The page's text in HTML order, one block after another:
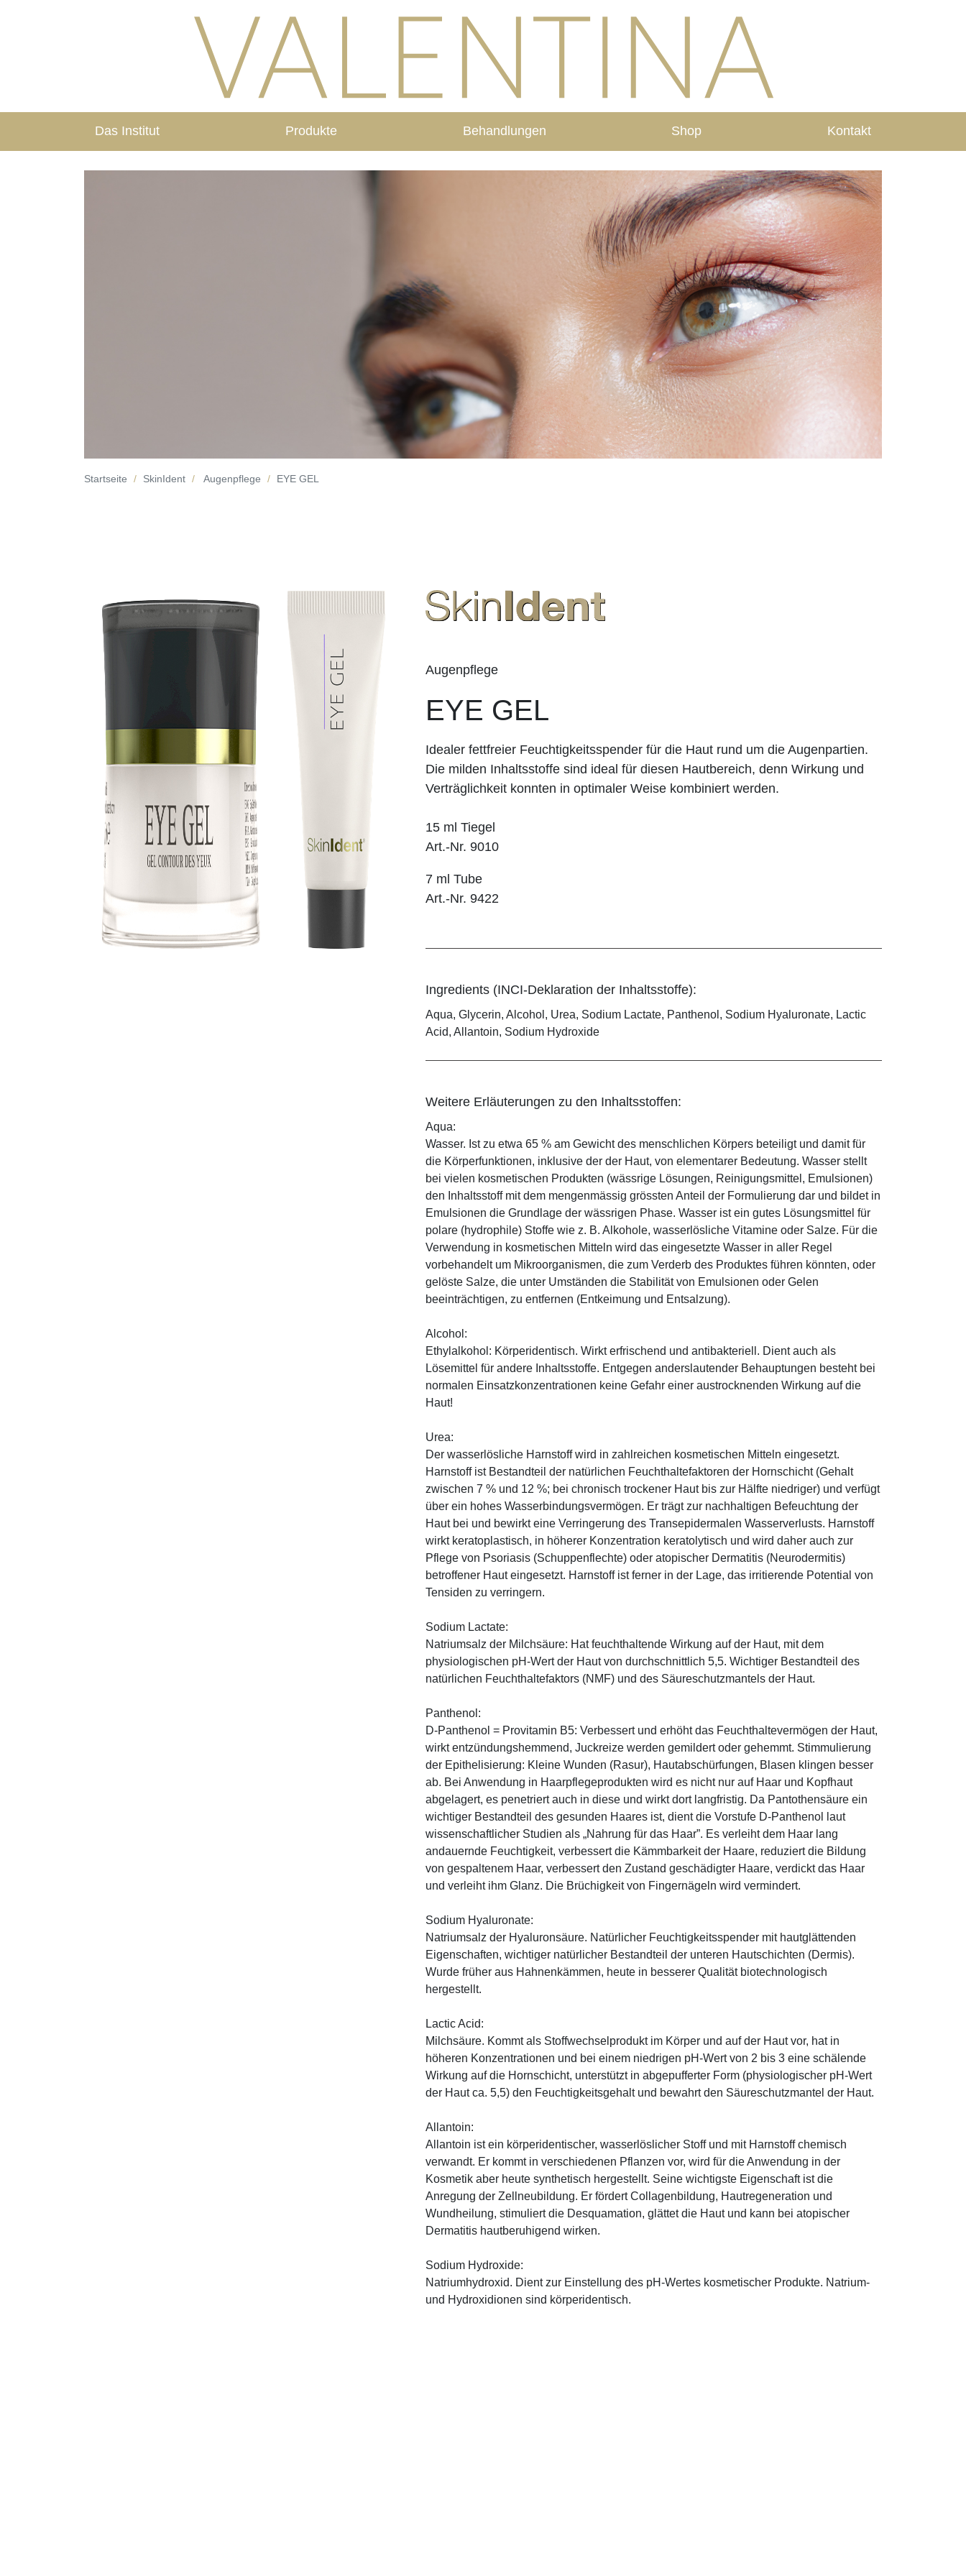
Das Institut Produkte Behandlungen Shop Kontakt
Startseite SkinIdent Augenpflege EYE GEL
Augenpflege
EYE GEL
Idealer fettfreier Feuchtigkeitsspender für die Haut rund um die Augenpartien.
Die milden Inhaltsstoffe sind ideal für diesen Hautbereich, denn Wirkung und
Verträglichkeit konnten in optimaler Weise kombiniert werden.
15 ml Tiegel
Art.-Nr. 9010
7 ml Tube
Art.-Nr. 9422
Ingredients (INCI-Deklaration der Inhaltsstoffe):
Aqua, Glycerin, Alcohol, Urea, Sodium Lactate, Panthenol, Sodium Hyaluronate, Lactic
Acid, Allantoin, Sodium Hydroxide
Weitere Erläuterungen zu den Inhaltsstoffen:
Aqua:
Wasser. Ist zu etwa 65 % am Gewicht des menschlichen Körpers beteiligt und damit für
die Körperfunktionen, inklusive der der Haut, von elementarer Bedeutung. Wasser stellt
bei vielen kosmetischen Produkten (wässrige Lösungen, Reinigungsmittel, Emulsionen)
den Inhaltsstoff mit dem mengenmässig grössten Anteil der Formulierung dar und bildet in
Emulsionen die Grundlage der wässrigen Phase. Wasser ist ein gutes Lösungsmittel für
polare (hydrophile) Stoffe wie z. B. Alkohole, wasserlösliche Vitamine oder Salze. Für die
Verwendung in kosmetischen Mitteln wird das eingesetzte Wasser in aller Regel
vorbehandelt um Mikroorganismen, die zum Verderb des Produktes führen könnten, oder
gelöste Salze, die unter Umständen die Stabilität von Emulsionen oder Gelen
beeinträchtigen, zu entfernen (Entkeimung und Entsalzung).
Alcohol:
Ethylalkohol: Körperidentisch. Wirkt erfrischend und antibakteriell. Dient auch als
Lösemittel für andere Inhaltsstoffe. Entgegen anderslautender Behauptungen besteht bei
normalen Einsatzkonzentrationen keine Gefahr einer austrocknenden Wirkung auf die
Haut!
Urea:
Der wasserlösliche Harnstoff wird in zahlreichen kosmetischen Mitteln eingesetzt.
Harnstoff ist Bestandteil der natürlichen Feuchthaltefaktoren der Hornschicht (Gehalt
zwischen 7 % und 12 %; bei chronisch trockener Haut bis zur Hälfte niedriger) und verfügt
über ein hohes Wasserbindungsvermögen. Er trägt zur nachhaltigen Befeuchtung der
Haut bei und bewirkt eine Verringerung des Transepidermalen Wasserverlusts. Harnstoff
wirkt keratoplastisch, in höherer Konzentration keratolytisch und wird daher auch zur
Pflege von Psoriasis (Schuppenflechte) oder atopischer Dermatitis (Neurodermitis)
betroffener Haut eingesetzt. Harnstoff ist ferner in der Lage, das irritierende Potential von
Tensiden zu verringern.
Sodium Lactate:
Natriumsalz der Milchsäure: Hat feuchthaltende Wirkung auf der Haut, mit dem
physiologischen pH-Wert der Haut von durchschnittlich 5,5. Wichtiger Bestandteil des
natürlichen Feuchthaltefaktors (NMF) und des Säureschutzmantels der Haut.
Panthenol:
D-Panthenol = Provitamin B5: Verbessert und erhöht das Feuchthaltevermögen der Haut,
wirkt entzündungshemmend, Juckreize werden gemildert oder gehemmt. Stimmulierung
der Epithelisierung: Kleine Wunden (Rasur), Hautabschürfungen, Blasen klingen besser
ab. Bei Anwendung in Haarpflegeprodukten wird es nicht nur auf Haar und Kopfhaut
abgelagert, es penetriert auch in diese und wirkt dort langfristig. Da Pantothensäure ein
wichtiger Bestandteil des gesunden Haares ist, dient die Vorstufe D-Panthenol laut
wissenschaftlicher Studien als „Nahrung für das Haar”. Es verleiht dem Haar lang
andauernde Feuchtigkeit, verbessert die Kämmbarkeit der Haare, reduziert die Bildung
von gespaltenem Haar, verbessert den Zustand geschädigter Haare, verdickt das Haar
und verleiht ihm Glanz. Die Brüchigkeit von Fingernägeln wird vermindert.
Sodium Hyaluronate:
Natriumsalz der Hyaluronsäure. Natürlicher Feuchtigkeitsspender mit hautglättenden
Eigenschaften, wichtiger natürlicher Bestandteil der unteren Hautschichten (Dermis).
Wurde früher aus Hahnenkämmen, heute in besserer Qualität biotechnologisch
hergestellt.
Lactic Acid:
Milchsäure. Kommt als Stoffwechselprodukt im Körper und auf der Haut vor, hat in
höheren Konzentrationen und bei einem niedrigen pH-Wert von 2 bis 3 eine schälende
Wirkung auf die Hornschicht, unterstützt in abgepufferter Form (physiologischer pH-Wert
der Haut ca. 5,5) den Feuchtigkeitsgehalt und bewahrt den Säureschutzmantel der Haut.
Allantoin:
Allantoin ist ein körperidentischer, wasserlöslicher Stoff und mit Harnstoff chemisch
verwandt. Er kommt in verschiedenen Pflanzen vor, wird für die Anwendung in der
Kosmetik aber heute synthetisch hergestellt. Seine wichtigste Eigenschaft ist die
Anregung der Zellneubildung. Er fördert Collagenbildung, Hautregeneration und
Wundheilung, stimuliert die Desquamation, glättet die Haut und kann bei atopischer
Dermatitis hautberuhigend wirken.
Sodium Hydroxide:
Natriumhydroxid. Dient zur Einstellung des pH-Wertes kosmetischer Produkte. Natrium-
und Hydroxidionen sind körperidentisch.